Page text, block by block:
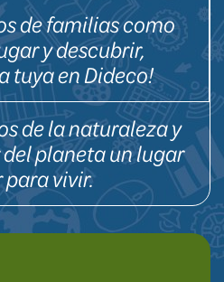
de familias como
y descubrir,
tuya en Dideco!
de la naturaleza y
planeta un lugar
vivir.